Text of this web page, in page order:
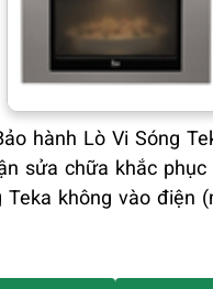
hành Lò Vi Sóng
sửa chữa khắc
Teka không vào điện